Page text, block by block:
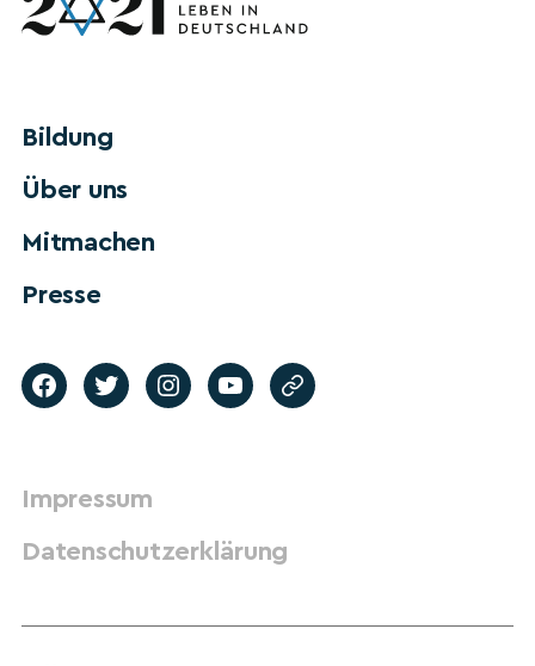
Bildung
Über uns
Mitmachen
Presse
Impressum
Datenschutzerklärung